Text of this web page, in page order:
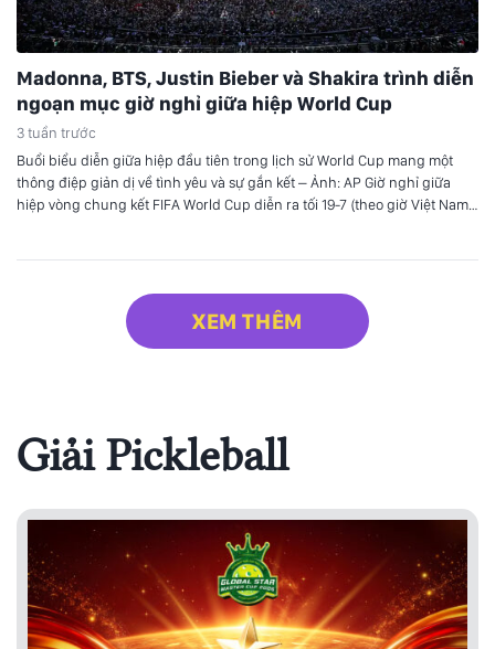
Madonna, BTS, Justin Bieber và Shakira trình diễn
ngoạn mục giờ nghỉ giữa hiệp World Cup
3 tuần trước
Buổi biểu diễn giữa hiệp đầu tiên trong lịch sử World Cup mang một
thông điệp giản dị về tình yêu và sự gắn kết – Ảnh: AP Giờ nghỉ giữa
hiệp vòng chung kết FIFA World Cup diễn ra tối 19-7 (theo giờ Việt Nam)
XEM THÊM
Giải Pickleball